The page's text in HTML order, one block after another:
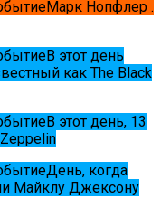
Марк Нопфлер .
В этот день
как The Black
В этот день, 13
День, когда
Майклу Джексону